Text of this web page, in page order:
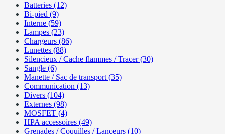
Batteries (12)
Bi-pied (9)
Interne (59)
Lampes (23)
Chargeurs (86)
Lunettes (88)
Silencieux / Cache flammes / Tracer (30)
Sangle (6)
Manette / Sac de transport (35)
Communication (13)
Divers (104)
Externes (98)
MOSFET (4)
HPA accessoires (49)
Grenades / Coquilles / Lanceurs (10)